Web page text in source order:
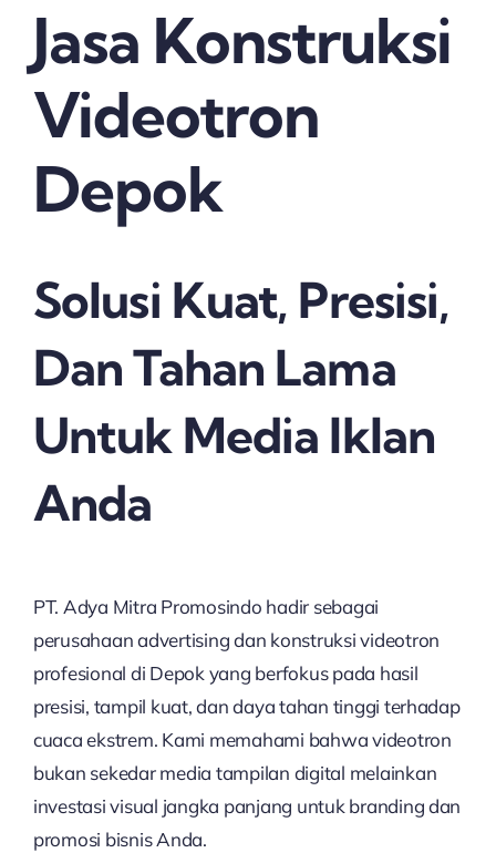
Jasa Konstruksi
Videotron
Depok
Solusi Kuat, Presisi,
Dan Tahan Lama
Untuk Media Iklan
Anda
PT. Adya Mitra Promosindo hadir sebagai
perusahaan advertising dan konstruksi videotron
profesional di Depok yang berfokus pada hasil
presisi, tampil kuat, dan daya tahan tinggi terhadap
cuaca ekstrem. Kami memahami bahwa videotron
bukan sekedar media tampilan digital melainkan
investasi visual jangka panjang untuk branding dan
promosi bisnis Anda.